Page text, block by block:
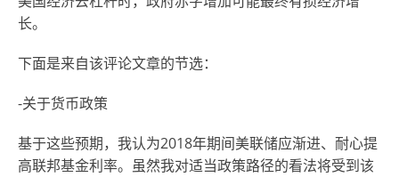
长。
下面是来自该评论文章的节选：
-关于货币政策
基于这些预期，我认为2018年期间美联储应渐进、耐心提
高联邦基金利率。虽然我对适当政策路径的看法将受到该